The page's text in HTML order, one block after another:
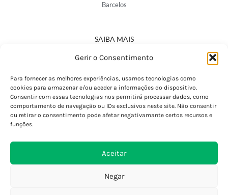
Gerir o Consentimento
Para fornecer as melhores experiências, usamos tecnologias como
cookies para armazenar e/ou aceder a informações do dispositivo.
Consentir com essas tecnologias nos permitirá processar dados, como
comportamento de navegação ou IDs exclusivos neste site. Não consentir
ou retirar o consentimento pode afetar negativamante certos recursos e
funções.
Aceitar
Negar
Barcelos
SAIBA MAIS
Política de Privacidade
Termos e Condições
Perguntas Frequentes
Custos de Envio
Encomendas Internacionais
Devoluções e Trocas